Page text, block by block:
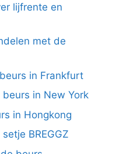
lijfrente en
met de
in Frankfurt
in New York
in Hongkong
BREGGZ